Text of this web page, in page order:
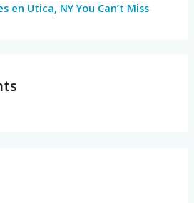
en Utica, NY You Can’t Miss